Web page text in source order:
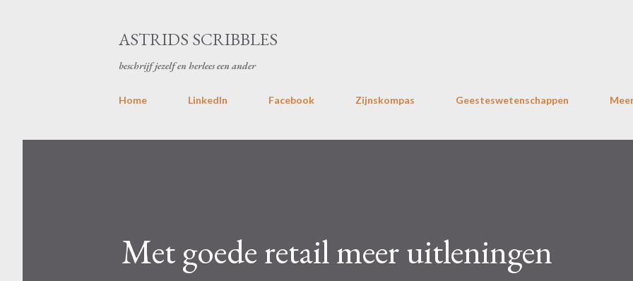
ASTRIDS SCRIBBLES
beschrijf jezelf en herlees een ander
Home LinkedIn Facebook Zijnskompas Geesteswetenschappen
Met goede retail meer uitleningen